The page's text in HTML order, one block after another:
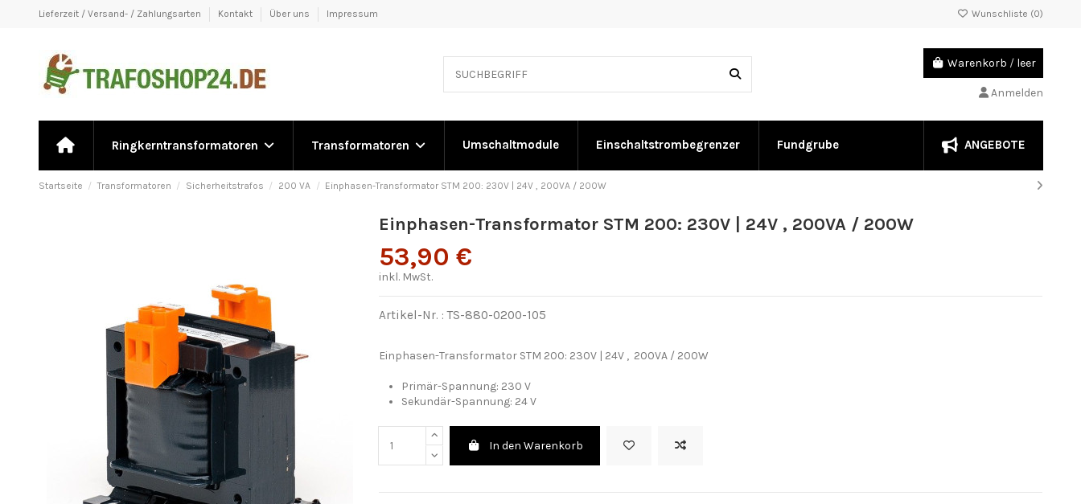
Lieferzeit / Versand- / Zahlungsarten Kontakt Über uns Impressum Wunschliste (0)
Warenkorb / leer
Anmelden
Ringkerntransformatoren Transformatoren Umschaltmodule Einschaltstrombegrenzer Fundgrube ANGEBOTE
Startseite Transformatoren Sicherheitstrafos 200 VA Einphasen-Transformator STM 200: 230V | 24V , 200VA / 200W
Einphasen-Transformator STM 200: 230V | 24V , 200VA / 200W
53,90 €
inkl. MwSt.
Artikel-Nr. : TS-880-0200-105
Einphasen-Transformator STM 200: 230V | 24V , 200VA / 200W
Primär-Spannung: 230 V
Sekundär-Spannung: 24 V
In den Warenkorb